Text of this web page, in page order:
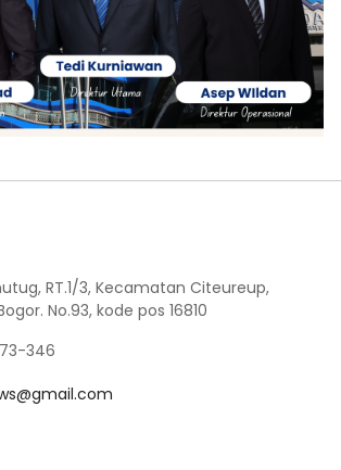
RT.1/3, Kecamatan Citeureup,
No.93, kode pos 16810
346